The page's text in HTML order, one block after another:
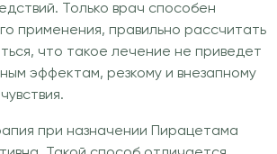
Только врач способен
применения, правильно рассчитать
что такое лечение не приведет
эффектам, резкому и внезапному
при назначении Пирацетама